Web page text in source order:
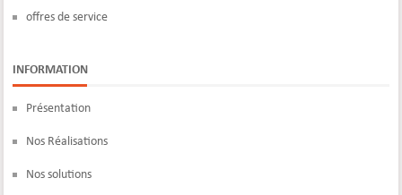
offres de service
INFORMATION
Présentation
Nos Réalisations
Nos solutions